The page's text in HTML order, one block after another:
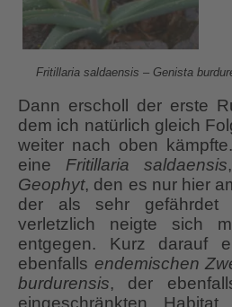
Fritillaria saldaensis – Genista
Dann erscholl der erste
dem ich natürlich gleich
weiter nach oben
eine Fritillaria saldaensis
Geophyt, den es nur hier
der als sehr
verletzlich neigte sich
entgegen. Kurz darauf
ebenfalls endemischen
burdurensis, der
eingeschränkten